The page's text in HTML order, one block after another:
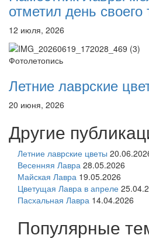
отметил день своего
12 июля, 2026
Фотолетопись
Летние лаврские
20 июня, 2026
Другие
Летние лаврские цветы
Весенняя Лавра 28.05.2026
Майская Лавра 19.05.2026
Цветущая Лавра в апреле
Пасхальная Лавра 14.04.2026
Популярные